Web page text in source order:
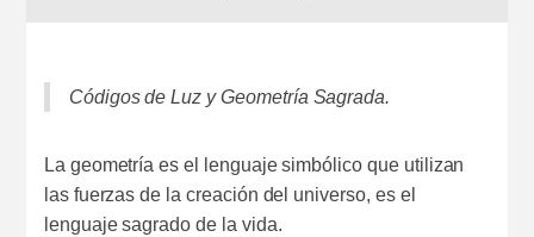
Códigos de Luz y Geometría Sagrada.
La geometría es el lenguaje simbólico que utilizan
las fuerzas de la creación del universo, es el
lenguaje sagrado de la vida.